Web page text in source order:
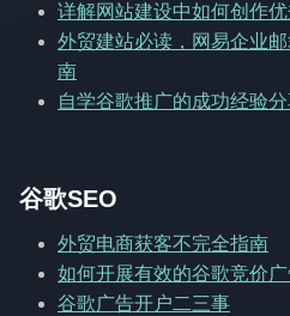
详解网站建设中如何创作
外贸建站必读，网易企业
南
自学谷歌推广的成功经验
谷歌SEO
外贸电商获客不完全指南
如何开展有效的谷歌竞价广
谷歌广告开户二三事